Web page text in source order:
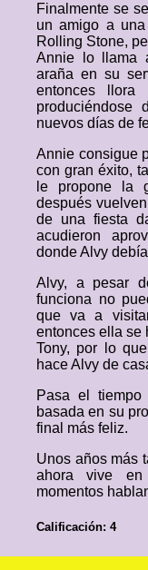
Finalmente se
un amigo a
Rolling Stone,
Annie lo llama
araña en su
entonces
produciéndose
nuevos días de
Annie consigue
con gran éxito,
le propone la
después
de una fiesta
acudieron
donde Alvy
Alvy, a pesar
funciona no
que va a
entonces ella se
Tony, por lo
hace Alvy de
Pasa el
basada en su
final más feliz.
Unos años más
ahora vive
momentos
Calificación: 4